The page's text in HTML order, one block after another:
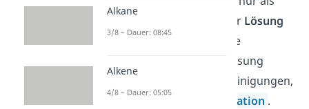
Gas, sondern auch in einer Lösung
vorliegen. Kommen in eine
verdünnte Formaldehydlösung
(Formalinlösung) Verunreinigungen,
neigt CH O zur Polymerisation .
Alkane
3/8 – Dauer: 08:45
Alkene
4/8 – Dauer: 05:05